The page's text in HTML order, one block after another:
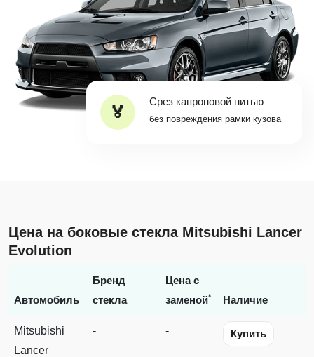
Срез капроновой нитью
без повреждения рамки кузова
Цена на боковые стекла Mitsubishi Lancer
Evolution
Автомобиль
Бренд
стекла
Цена с
заменой* Наличие
Mitsubishi
Lancer
- - Купить